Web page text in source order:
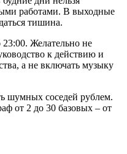
работами. В выходные
тишина.
Желательно не
к действию и
а не включать музыку
шумных соседей рублем.
от 2 до 30 базовых – от